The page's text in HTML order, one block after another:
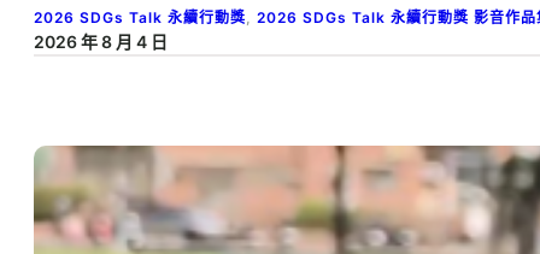
2026 SDGs Talk 永續行動獎 2026 SDGs Talk 永續行動獎 影音作品
2026 年 8 月 4 日